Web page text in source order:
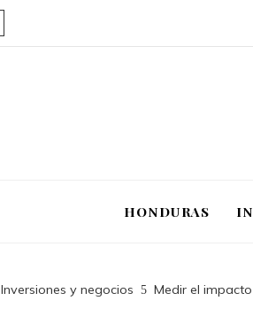
HONDURAS
Inversiones y negocios Medir el